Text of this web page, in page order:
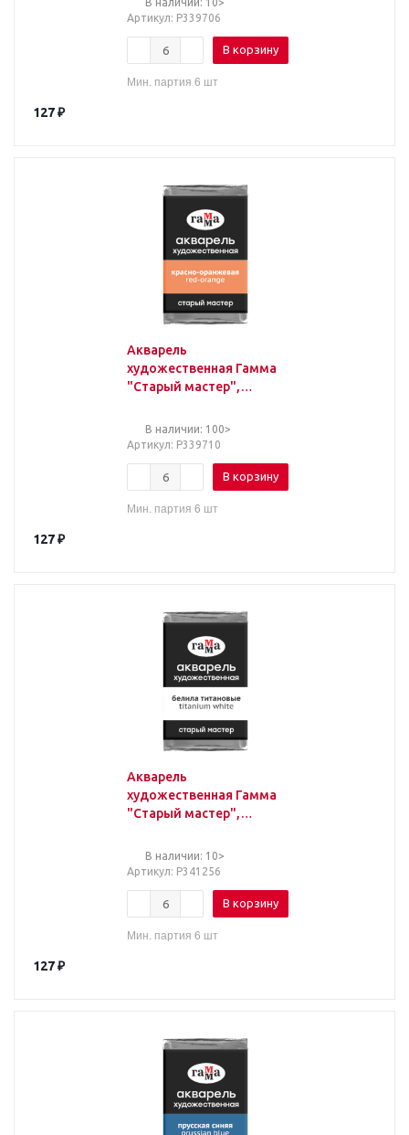
Артикул: Р339706
В корзину
Мин. партия 6 шт
127₽
Акварель
художественная Гамма
"Старый мастер",
2,6мл, кювета
В наличии: 100>
Артикул: Р339710
В корзину
Мин. партия 6 шт
127₽
Акварель
художественная Гамма
"Старый мастер",
2,6мл, кювета
В наличии: 10>
Артикул: Р341256
В корзину
Мин. партия 6 шт
127₽